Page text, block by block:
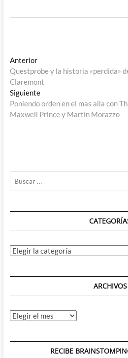
Navegación
de
entradas
AnteriorEntrada
anterior:
Questprobe y la historia «perdida»
Claremont
SiguienteEntrada
siguiente:
Poniendo orden en el mas alla con
Maxwell Prince y Martín Morazzo
Categorías
ARCHIVOS
Archivos
RECIBE